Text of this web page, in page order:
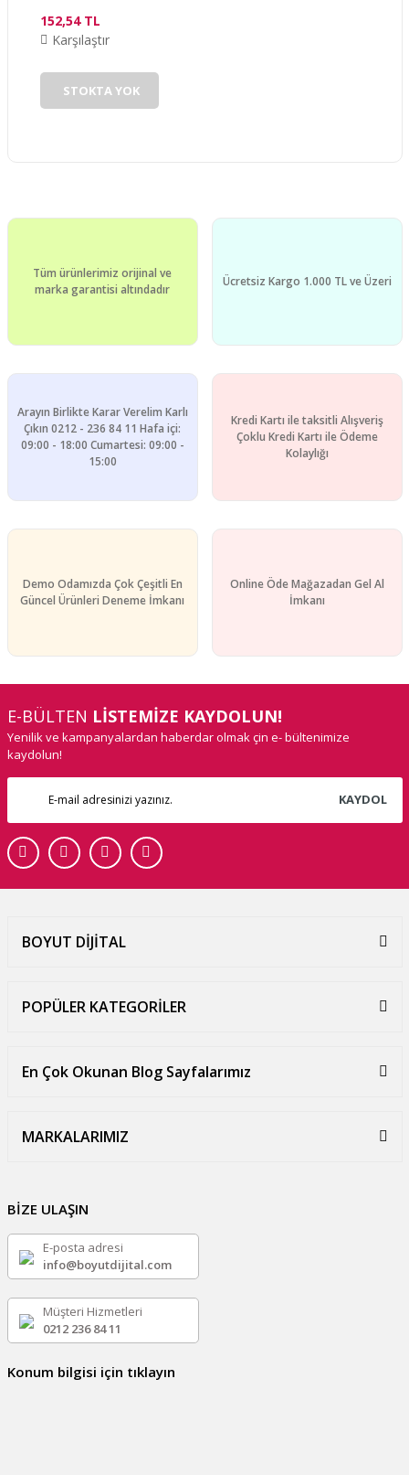
152,54 TL
Karşılaştır
STOKTA YOK
Tüm ürünlerimiz orijinal ve
marka garantisi altındadır
Ücretsiz Kargo 1.000 TL ve Üzeri
Arayın Birlikte Karar Verelim Karlı
Çıkın 0212 - 236 84 11 Hafa içi:
09:00 - 18:00 Cumartesi: 09:00 -
15:00
Kredi Kartı ile taksitli Alışveriş
Çoklu Kredi Kartı ile Ödeme
Kolaylığı
Demo Odamızda Çok Çeşitli En
Güncel Ürünleri Deneme İmkanı
Online Öde Mağazadan Gel Al
İmkanı
E-BÜLTEN LİSTEMİZE KAYDOLUN!
Yenilik ve kampanyalardan haberdar olmak çin e- bültenimize
kaydolun!
KAYDOL
BOYUT DİJİTAL
POPÜLER KATEGORİLER
En Çok Okunan Blog Sayfalarımız
MARKALARIMIZ
BİZE ULAŞIN
E-posta adresi
info@boyutdijital.com
Müşteri Hizmetleri
0212 236 84 11
Konum bilgisi için tıklayın